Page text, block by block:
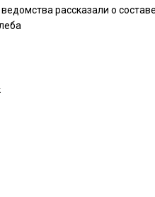
рассказали о составе